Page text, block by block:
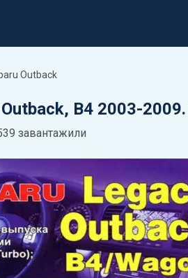
Outback
B4 2003-
завантажили